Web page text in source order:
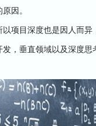
因。
目深度也是因人而异
垂直领域以及深度思